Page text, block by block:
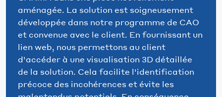
aménagée. La solution est soigneusement
développée dans notre programme de CAO
et convenue avec le client. En fournissant un
lien web, nous permettons au client
d'accéder à une visualisation 3D détaillée
de la solution. Cela facilite l'identification
précoce des incohérences et évite les